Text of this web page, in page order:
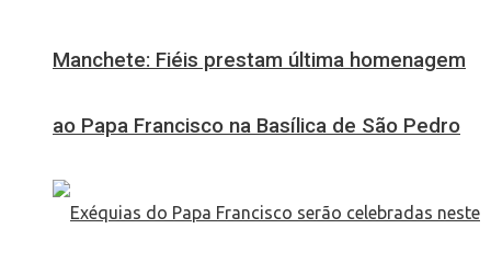
Manchete: Fiéis prestam última homenagem
ao Papa Francisco na Basílica de São Pedro